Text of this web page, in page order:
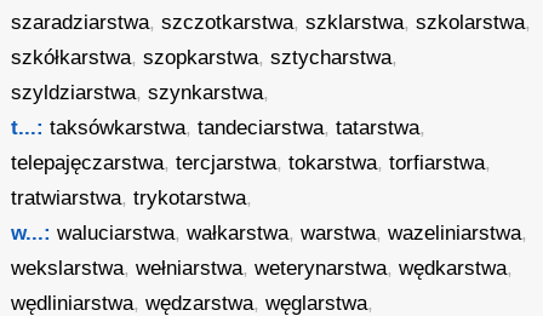
szaradziarstwa,szczotkarstwa,szklarstwa,szkolarstwa,
szkółkarstwa,szopkarstwa,sztycharstwa,
szyldziarstwa,szynkarstwa,
t...: taksówkarstwa,tandeciarstwa,tatarstwa,
telepajęczarstwa,tercjarstwa,tokarstwa,torfiarstwa,
tratwiarstwa,trykotarstwa,
w...: waluciarstwa,wałkarstwa,warstwa,wazeliniarstwa,
wekslarstwa,wełniarstwa,weterynarstwa,wędkarstwa,
wędliniarstwa,wędzarstwa,węglarstwa,